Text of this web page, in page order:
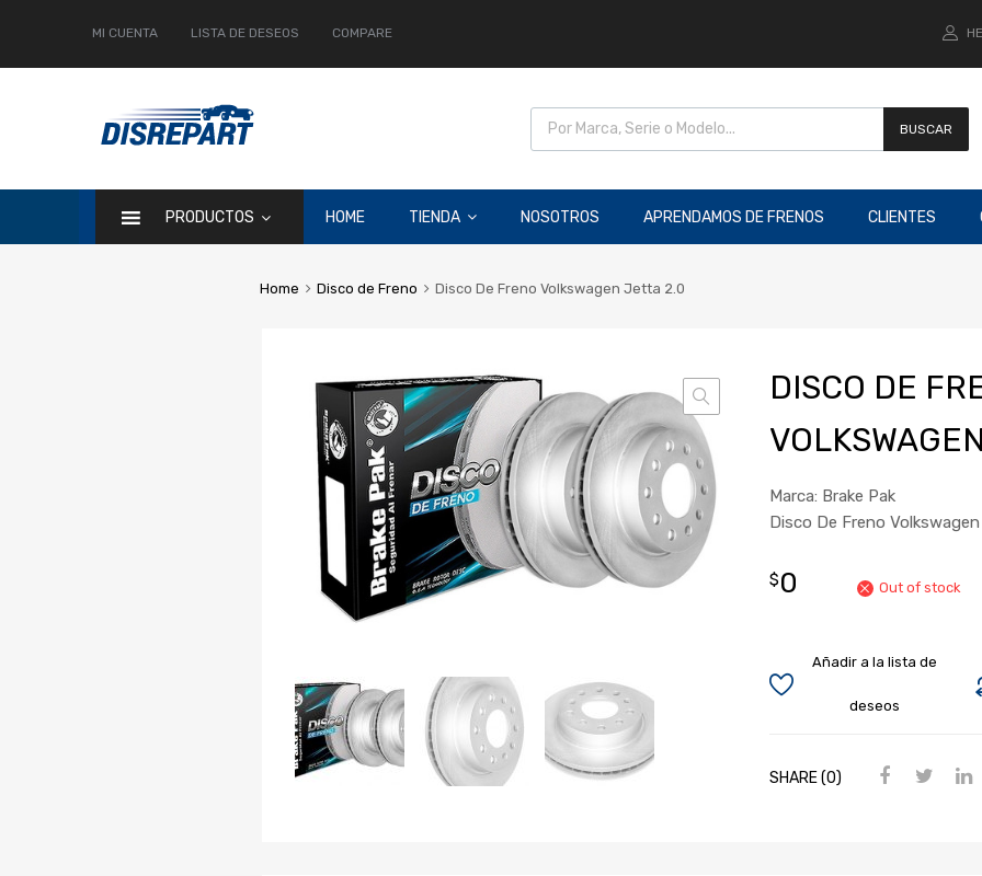
MI CUENTA LISTA DE DESEOS COMPARE
BUSCAR
PRODUCTOS HOME TIENDA NOSOTROS APRENDAMOS DE FRENOS CLIENTES
Home Disco de Freno Disco De Freno Volkswagen Jetta 2.0
DISCO DE
Marca: Brake Pak
Disco De Freno
$0 Out of stock
Añadir a la lista de
deseos
SHARE (0)